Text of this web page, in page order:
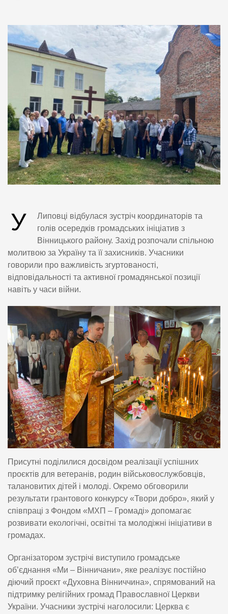
У
Липовці відбулася зустріч координаторів та
голів осередків громадських ініціатив з
Вінницького району. Захід розпочали спільною
молитвою за Україну та її захисників. Учасники
говорили про важливість згуртованості,
відповідальності та активної громадянської позиції
навіть у часи війни.
Присутні поділилися досвідом реалізації успішних
проєктів для ветеранів, родин військовослужбовців,
талановитих дітей і молоді. Окремо обговорили
результати грантового конкурсу «Твори добро», який у
співпраці з Фондом «МХП – Громаді» допомагає
розвивати екологічні, освітні та молодіжні ініціативи в
громадах.
Організатором зустрічі виступило громадське
об’єднання «Ми – Вінничани», яке реалізує постійно
діючий проєкт «Духовна Вінниччина», спрямований на
підтримку релігійних громад Православної Церкви
України. Учасники зустрічі наголосили: Церква є